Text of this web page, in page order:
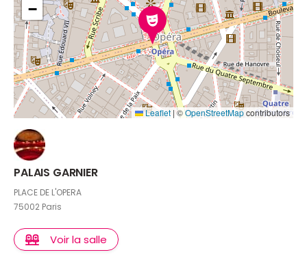
−
Leaflet|©OpenStreetMapcontributors
PALAIS GARNIER
PLACE DE L'OPERA
75002 Paris
Voir la salle